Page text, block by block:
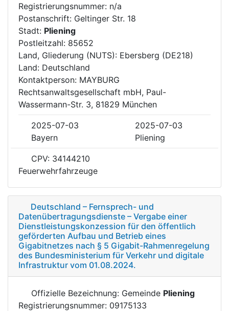
Registrierungsnummer: n/a
Postanschrift: Geltinger Str. 18
Stadt: Pliening
Postleitzahl: 85652
Land, Gliederung (NUTS): Ebersberg (DE218)
Land: Deutschland
Kontaktperson: MAYBURG
Rechtsanwaltsgesellschaft mbH, Paul-
Wassermann-Str. 3, 81829 München
2025-07-03
2025-07-03
Bayern
Pliening
CPV: 34144210
Feuerwehrfahrzeuge
Deutschland – Fernsprech- und
Datenübertragungsdienste – Vergabe einer
Dienstleistungskonzession für den öffentlich
geförderten Aufbau und Betrieb eines
Gigabitnetzes nach § 5 Gigabit-Rahmenregelung
des Bundesministerium für Verkehr und digitale
Infrastruktur vom 01.08.2024.
Offizielle Bezeichnung: Gemeinde Pliening
Registrierungsnummer: 09175133